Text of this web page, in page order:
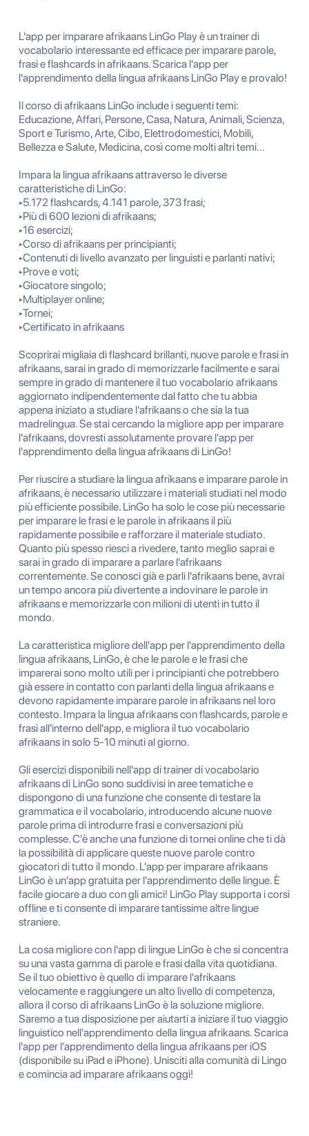
L'app per imparare afrikaans LinGo Play è un trainer di
vocabolario interessante ed efficace per imparare parole,
frasi e flashcards in afrikaans. Scarica l'app per
l'apprendimento della lingua afrikaans LinGo Play e provalo!
Il corso di afrikaans LinGo include i seguenti temi:
Educazione, Affari, Persone, Casa, Natura, Animali, Scienza,
Sport e Turismo, Arte, Cibo, Elettrodomestici, Mobili,
Bellezza e Salute, Medicina, così come molti altri temi...
Impara la lingua afrikaans attraverso le diverse
caratteristiche di LinGo:
‣5.172 flashcards, 4.141 parole, 373 frasi;
‣Più di 600 lezioni di afrikaans;
‣16 esercizi;
‣Corso di afrikaans per principianti;
‣Contenuti di livello avanzato per linguisti e parlanti nativi;
‣Prove e voti;
‣Giocatore singolo;
‣Multiplayer online;
‣Tornei;
‣Certificato in afrikaans
Scoprirai migliaia di flashcard brillanti, nuove parole e frasi in
afrikaans, sarai in grado di memorizzarle facilmente e sarai
sempre in grado di mantenere il tuo vocabolario afrikaans
aggiornato indipendentemente dal fatto che tu abbia
appena iniziato a studiare l'afrikaans o che sia la tua
madrelingua. Se stai cercando la migliore app per imparare
l'afrikaans, dovresti assolutamente provare l'app per
l'apprendimento della lingua afrikaans di LinGo!
Per riuscire a studiare la lingua afrikaans e imparare parole in
afrikaans, è necessario utilizzare i materiali studiati nel modo
più efficiente possibile. LinGo ha solo le cose più necessarie
per imparare le frasi e le parole in afrikaans il più
rapidamente possibile e rafforzare il materiale studiato.
Quanto più spesso riesci a rivedere, tanto meglio saprai e
sarai in grado di imparare a parlare l'afrikaans
correntemente. Se conosci già e parli l'afrikaans bene, avrai
un tempo ancora più divertente a indovinare le parole in
afrikaans e memorizzarle con milioni di utenti in tutto il
mondo.
La caratteristica migliore dell'app per l'apprendimento della
lingua afrikaans, LinGo, è che le parole e le frasi che
imparerai sono molto utili per i principianti che potrebbero
già essere in contatto con parlanti della lingua afrikaans e
devono rapidamente imparare parole in afrikaans nel loro
contesto. Impara la lingua afrikaans con flashcards, parole e
frasi all'interno dell'app, e migliora il tuo vocabolario
afrikaans in solo 5-10 minuti al giorno.
Gli esercizi disponibili nell'app di trainer di vocabolario
afrikaans di LinGo sono suddivisi in aree tematiche e
dispongono di una funzione che consente di testare la
grammatica e il vocabolario, introducendo alcune nuove
parole prima di introdurre frasi e conversazioni più
complesse. C'è anche una funzione di tornei online che ti dà
la possibilità di applicare queste nuove parole contro
giocatori di tutto il mondo. L'app per imparare afrikaans
LinGo è un'app gratuita per l'apprendimento delle lingue. È
facile giocare a duo con gli amici! LinGo Play supporta i corsi
offline e ti consente di imparare tantissime altre lingue
straniere.
La cosa migliore con l'app di lingue LinGo è che si concentra
su una vasta gamma di parole e frasi dalla vita quotidiana.
Se il tuo obiettivo è quello di imparare l'afrikaans
velocamente e raggiungere un alto livello di competenza,
allora il corso di afrikaans LinGo è la soluzione migliore.
Saremo a tua disposizione per aiutarti a iniziare il tuo viaggio
linguistico nell'apprendimento della lingua afrikaans. Scarica
l'app per l'apprendimento della lingua afrikaans per iOS
(disponibile su iPad e iPhone). Unisciti alla comunità di Lingo
e comincia ad imparare afrikaans oggi!